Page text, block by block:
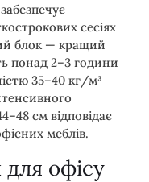
сесіях
блок — кращий
понад 2–3 години
35–40 кг/м³
см відповідає
меблів.
офісу